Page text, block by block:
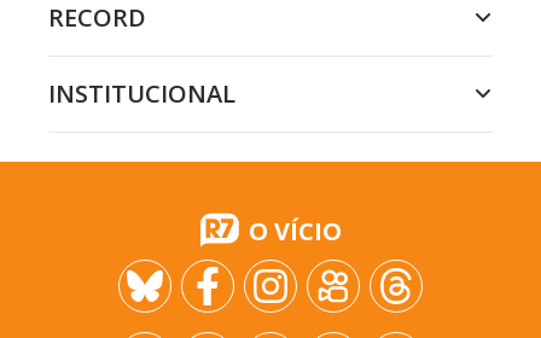
RECORD
INSTITUCIONAL
O VÍCIO